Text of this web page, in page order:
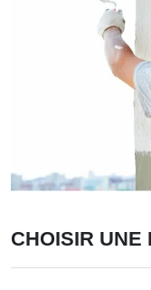
CHOISIR UNE